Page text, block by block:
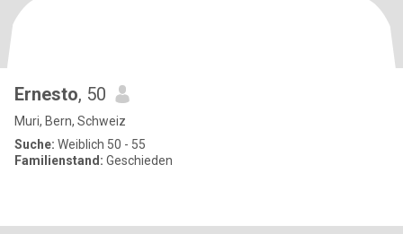
Ernesto, 50
Muri, Bern, Schweiz
Suche: Weiblich 50 - 55
Familienstand: Geschieden